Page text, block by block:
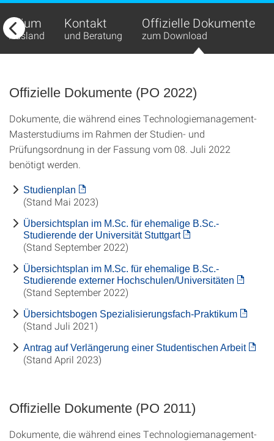
Ausland
Kontakt
und Beratung
Offizielle Dokumente
zum Download
Offizielle Dokumente (PO 2022)
Dokumente, die während eines Technologiemanagement-
Masterstudiums im Rahmen der Studien- und
Prüfungsordnung in der Fassung vom 08. Juli 2022
benötigt werden.
Studienplan
(Stand Mai 2023)
Übersichtsplan im M.Sc. für ehemalige B.Sc.-
Studierende der Universität Stuttgart
(Stand September 2022)
Übersichtsplan im M.Sc. für ehemalige B.Sc.-
Studierende externer Hochschulen/Universitäten
(Stand September 2022)
Übersichtsbogen Spezialisierungsfach-Praktikum
(Stand Juli 2021)
Antrag auf Verlängerung einer Studentischen Arbeit
(Stand April 2023)
Offizielle Dokumente (PO 2011)
Dokumente, die während eines Technologiemanagement-